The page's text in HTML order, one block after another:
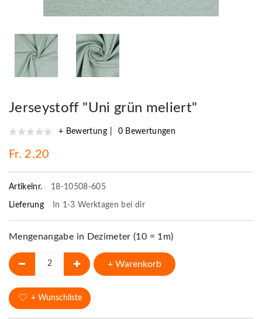
Jerseystoff "Uni grün meliert"
+ Bewertung 0 Bewertungen
Fr. 2,20
Artikelnr. 18-10508-605
Lieferung In 1-3 Werktagen bei dir
Mengenangabe in Dezimeter (10 = 1m)
+ Warenkorb
+ Wunschliste